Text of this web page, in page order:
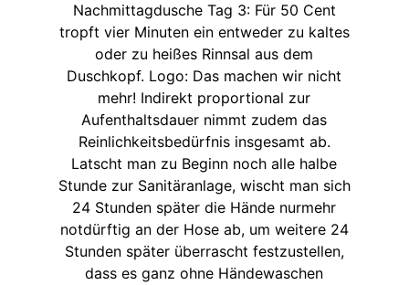
Nachmittagdusche Tag 3: Für 50 Cent
tropft vier Minuten ein entweder zu kaltes
oder zu heißes Rinnsal aus dem
Duschkopf. Logo: Das machen wir nicht
mehr! Indirekt proportional zur
Aufenthaltsdauer nimmt zudem das
Reinlichkeitsbedürfnis insgesamt ab.
Latscht man zu Beginn noch alle halbe
Stunde zur Sanitäranlage, wischt man sich
24 Stunden später die Hände nurmehr
notdürftig an der Hose ab, um weitere 24
Stunden später überrascht festzustellen,
dass es ganz ohne Händewaschen